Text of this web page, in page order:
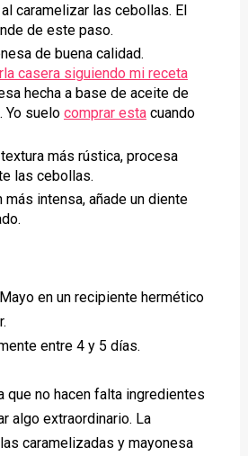
caramelizar las cebollas. El
de este paso.
de buena calidad.
casera siguiendo mi receta
hecha a base de aceite de
Yo suelo comprar estacuando
más rústica, procesa
las cebollas.
más intensa, añade un diente
en un recipiente hermético
entre 4 y 5 días.
que no hacen falta ingredientes
algo extraordinario. La
caramelizadas y mayonesa